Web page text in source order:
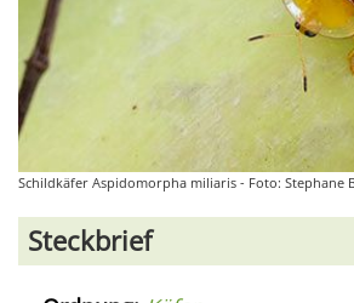
Schildkäfer Aspidomorpha miliaris - Foto: Stephane
Steckbrief